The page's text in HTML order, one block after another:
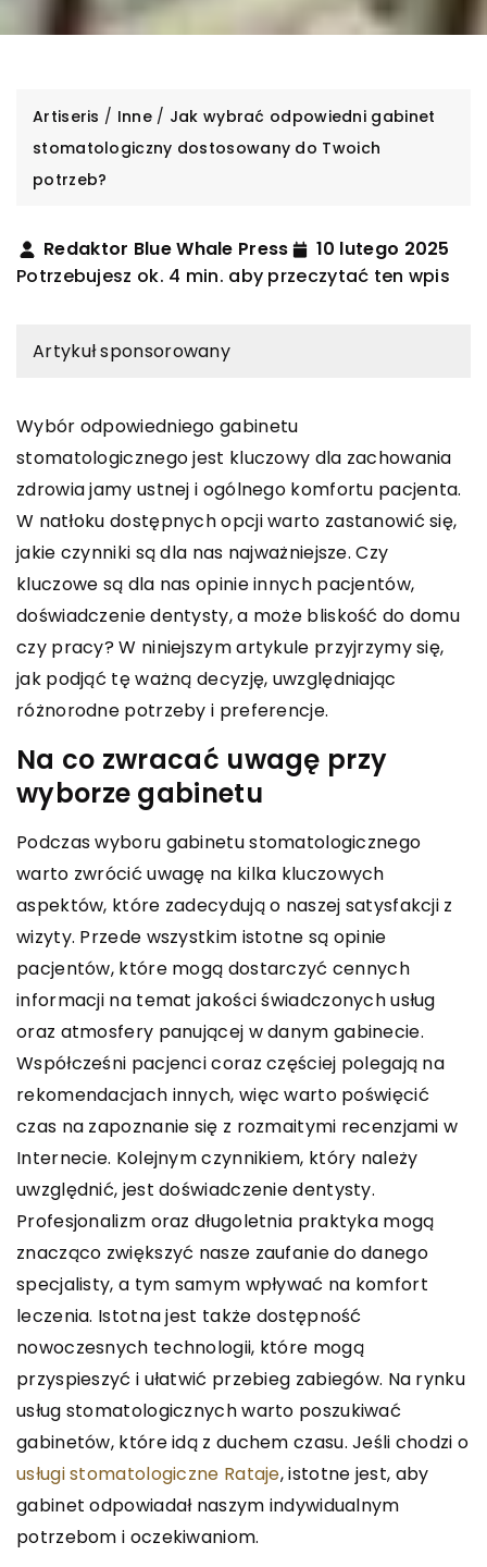
Artiseris / Inne/ Jak wybrać odpowiedni gabinet
stomatologiczny dostosowany do Twoich
potrzeb?
Redaktor Blue Whale Press
10 lutego 2025
Potrzebujesz ok. 4 min. aby przeczytać ten wpis
Artykuł sponsorowany
Wybór odpowiedniego gabinetu
stomatologicznego jest kluczowy dla zachowania
zdrowia jamy ustnej i ogólnego komfortu pacjenta.
W natłoku dostępnych opcji warto zastanowić się,
jakie czynniki są dla nas najważniejsze. Czy
kluczowe są dla nas opinie innych pacjentów,
doświadczenie dentysty, a może bliskość do domu
czy pracy? W niniejszym artykule przyjrzymy się,
jak podjąć tę ważną decyzję, uwzględniając
różnorodne potrzeby i preferencje.
Na co zwracać uwagę przy
wyborze gabinetu
Podczas wyboru gabinetu stomatologicznego
warto zwrócić uwagę na kilka kluczowych
aspektów, które zadecydują o naszej satysfakcji z
wizyty. Przede wszystkim istotne są opinie
pacjentów, które mogą dostarczyć cennych
informacji na temat jakości świadczonych usług
oraz atmosfery panującej w danym gabinecie.
Współcześni pacjenci coraz częściej polegają na
rekomendacjach innych, więc warto poświęcić
czas na zapoznanie się z rozmaitymi recenzjami w
Internecie. Kolejnym czynnikiem, który należy
uwzględnić, jest doświadczenie dentysty.
Profesjonalizm oraz długoletnia praktyka mogą
znacząco zwiększyć nasze zaufanie do danego
specjalisty, a tym samym wpływać na komfort
leczenia. Istotna jest także dostępność
nowoczesnych technologii, które mogą
przyspieszyć i ułatwić przebieg zabiegów. Na rynku
usług stomatologicznych warto poszukiwać
gabinetów, które idą z duchem czasu. Jeśli chodzi o
usługi stomatologiczne Rataje, istotne jest, aby
gabinet odpowiadał naszym indywidualnym
potrzebom i oczekiwaniom.